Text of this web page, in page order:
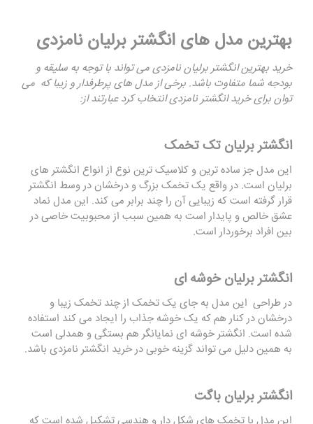
بهترین مدل های انگشتر برلیان نامزدی
خرید بهترین انگشتر برلیان نامزدی می تواند با توجه به سلیقه و
بودجه شما متفاوت باشد. برخی از مدل های پرطرفدار و زیبا که می‌
توان برای خرید انگشتر نامزدی انتخاب کرد عبارتند از:
انگشتر برلیان تک تخمک
این مدل جز ساده ترین و کلاسیک ترین نوع از انواع انگشتر های
برلیان است. در واقع یک تخمک بزرگ و درخشان در وسط انگشتر
قرار گرفته است که زیبایی آن را چند برابر می کند. این مدل نماد
عشق خالص و پایدار است به همین سبب از محبوبیت خاصی در
بین افراد برخوردار است.
انگشتر برلیان خوشه ای
در طراحی این مدل به جای یک تخمک از چند تخمک زیبا و
درخشان در کنار هم که یک خوشه جذاب را ایجاد می کند استفاده
شده است. انگشتر خوشه ای نمایانگر هم بستگی و همدلی است
به همین دلیل می تواند گزینه خوبی در خرید انگشتر نامزدی باشد.
انگشتر برلیان باگت
این مدل با تخمک های شکل دار و هندسی تشکیل شده است که